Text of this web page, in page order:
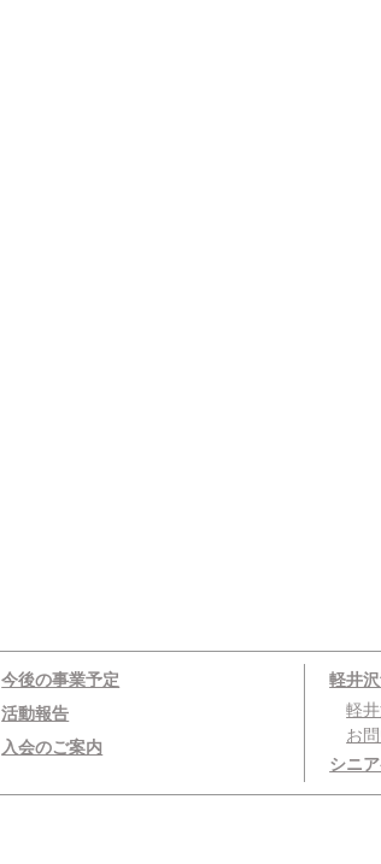
今後の事業予定
活動報告
入会のご案内
軽井
軽
お
シニ